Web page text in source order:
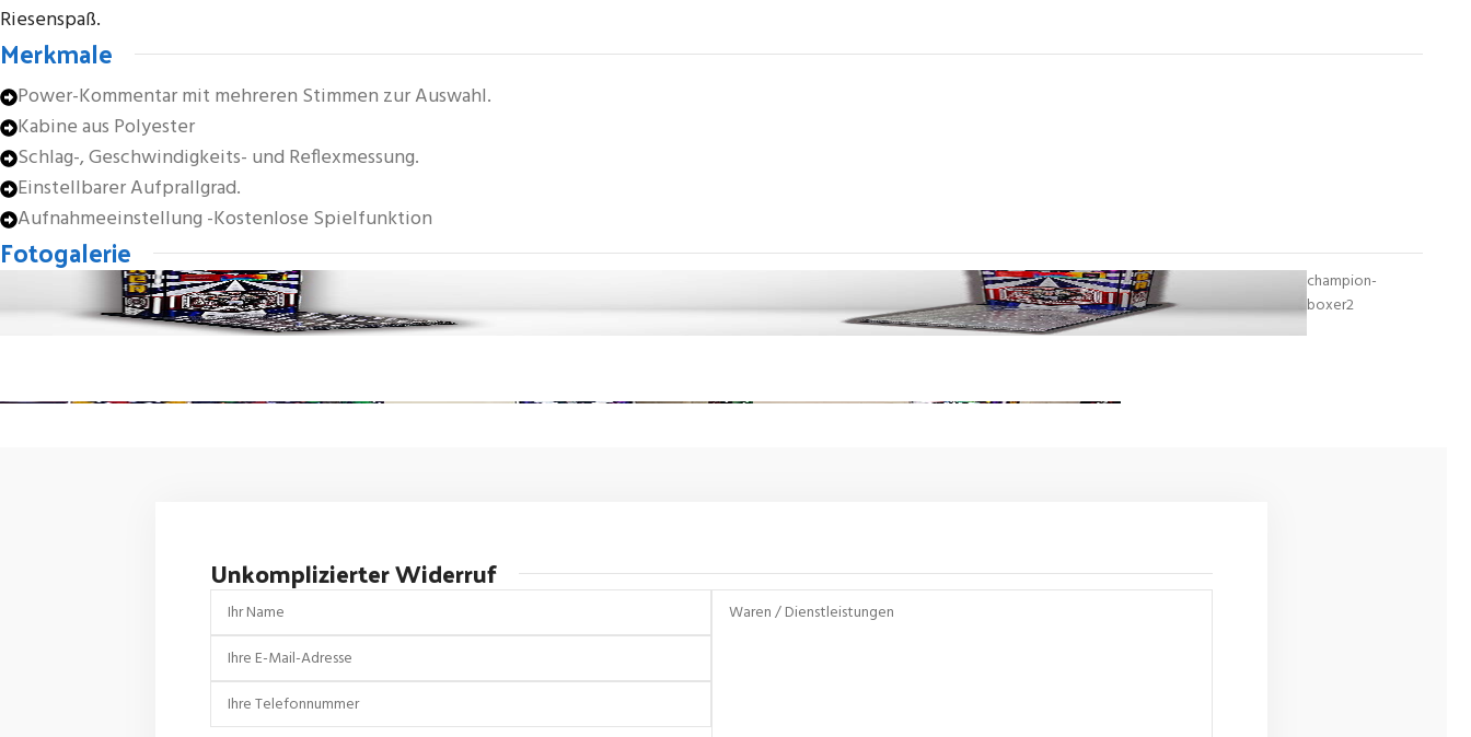
Riesenspaß.
Merkmale
Power-Kommentar mit mehreren Stimmen zur Auswahl.
Kabine aus Polyester
Schlag-, Geschwindigkeits- und Reflexmessung.
Einstellbarer Aufprallgrad.
Aufnahmeeinstellung -Kostenlose Spielfunktion
Fotogalerie
champion-
boxer2
Unkomplizierter Widerruf